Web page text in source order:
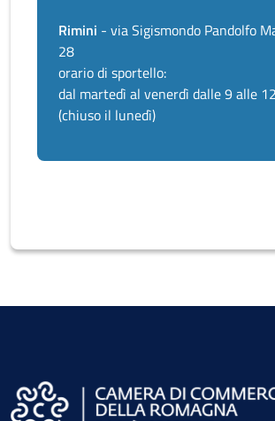
Rimini - via Sigismondo Pandolfo
28
orario di sportello:
dal martedì al venerdì dalle 9 alle
(chiuso il lunedì)